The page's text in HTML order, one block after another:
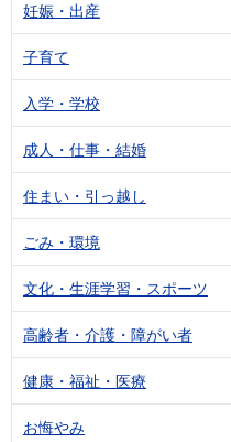
妊娠・出産
子育て
入学・学校
成人・仕事・結婚
住まい・引っ越し
ごみ・環境
文化・生涯学習・スポーツ
高齢者・介護・障がい者
健康・福祉・医療
お悔やみ